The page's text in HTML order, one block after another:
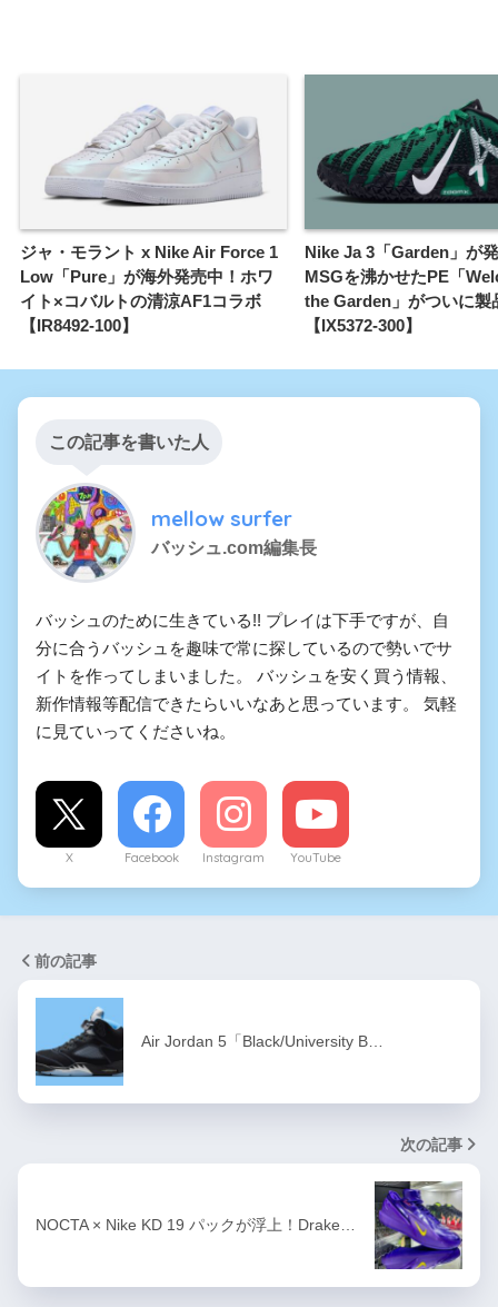
ジャ・モラント x Nike Air Force 1
Low「Pure」が海外発売中！ホワ
イト×コバルトの清涼AF1コラボ
【IR8492-100】
Nike Ja 3「Garden」が
MSGを沸かせたPE「
the Garden」がついに製
【IX5372-300】
この記事を書いた人
mellow surfer
バッシュ.com編集長
バッシュのために生きている!! プレイは下手ですが、自
分に合うバッシュを趣味で常に探しているので勢いでサ
イトを作ってしまいました。 バッシュを安く買う情報、
新作情報等配信できたらいいなあと思っています。 気軽
に見ていってくださいね。
X Facebook Instagram YouTube
前の記事
Air Jordan 5「Black/University B…
次の記事
NOCTA × Nike KD 19 パックが浮上！Drake…